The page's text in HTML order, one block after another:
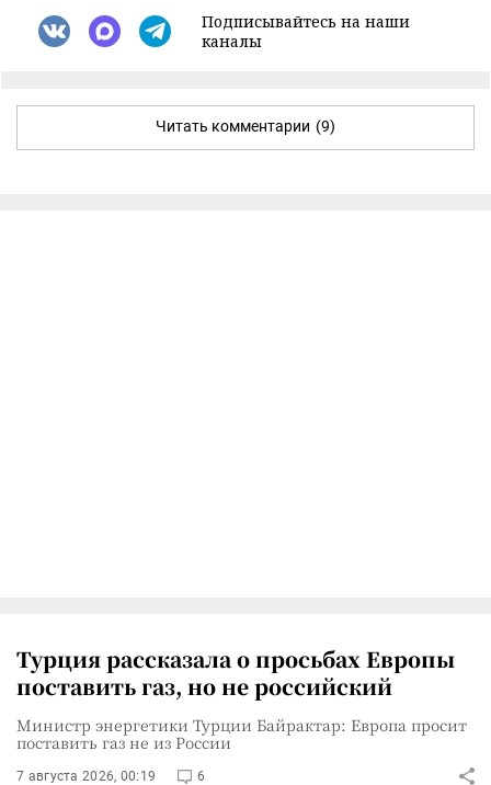
Подписывайтесь на наши
каналы
Читать комментарии (9)
Турция рассказала о просьбах Европы
поставить газ, но не российский
Министр энергетики Турции Байрактар: Европа просит
поставить газ не из России
7 августа 2026, 00:19 6